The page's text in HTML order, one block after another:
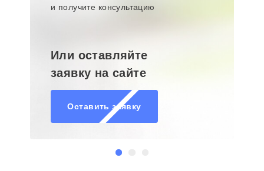
и получите консультацию
Или оставляйте
заявку на сайте
Оставить заявку